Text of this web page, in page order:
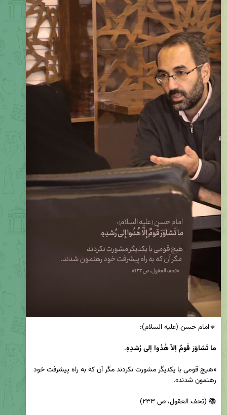
ما تَشاوَرَ قَومٌ إلاّ هُدُوا إلى رُشدِهِ